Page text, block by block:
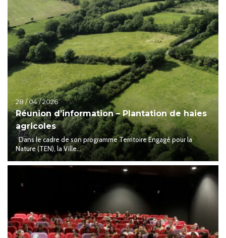
28 / 04 / 2026
Réunion d’information – Plantation de haies
agricoles
Dans le cadre de son programme Territoire Engagé pour la
Nature (TEN), la Ville...